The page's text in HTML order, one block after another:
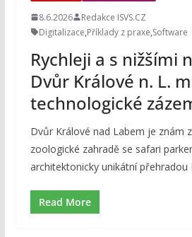
8.6.2026
Redakce ISVS.CZ
Digitalizace,Příklady z praxe,Software
Rychleji a s nižšími
Dvůr Králové n. L.
technologické
Dvůr Králové nad Labem je znám
zoologické zahradě se safari
architektonicky unikátní přehradou
Read More